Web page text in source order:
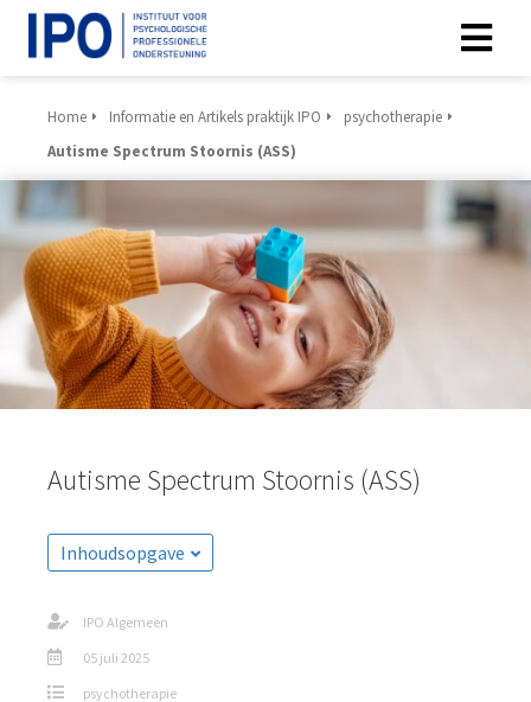
Home Informatie en Artikels praktijk IPO
psychotherapie
Autisme Spectrum Stoornis (ASS)
Autisme Spectrum Stoornis (ASS)
Inhoudsopgave
IPO Algemeen
05 juli 2025
psychotherapie